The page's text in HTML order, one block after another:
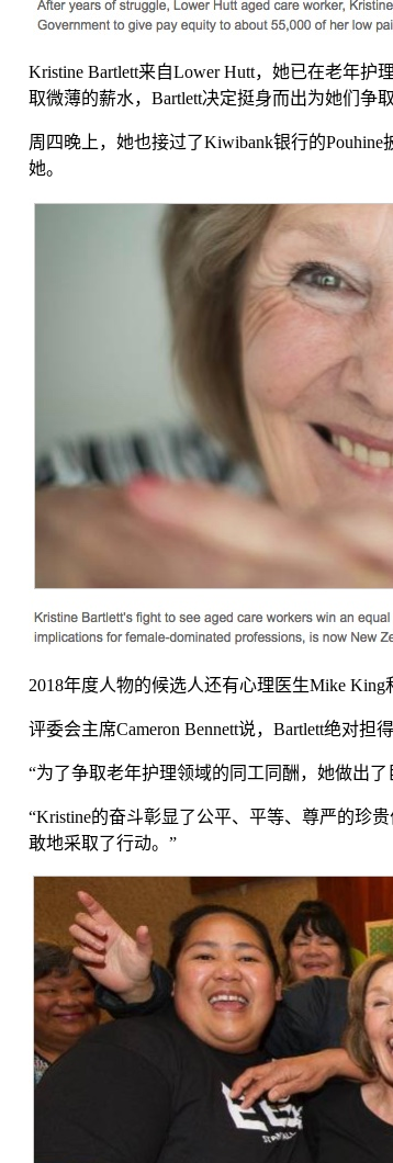
Kristine Bartlett来自Lower Hutt，她已在老年
取微薄的薪水，Bartlett决定挺身而出为她们争取
周四晚上，她也接过了Kiwibank银行的Pouhine
她。
2018年度人物的候选人还有心理医生Mike King
评委会主席Cameron Bennett说，Bartlett绝对担
“为了争取老年护理领域的同工同酬，她做出
“Kristine的奋斗彰显了公平、平等、尊严的珍
敢地采取了行动。”